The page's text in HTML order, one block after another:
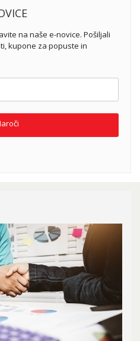
na naše e-novice. Pošiljali
kupone za popuste in